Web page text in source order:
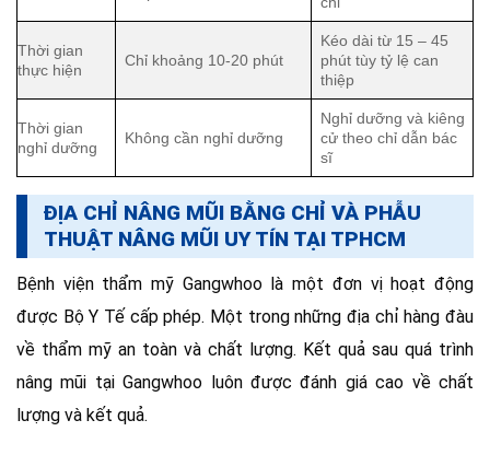
Thời gian
thực hiện
Chỉ khoảng 10-20 phút
Kéo dài từ 15 – 45
phút tùy tỷ lệ can
thiệp
Thời gian
nghỉ dưỡng
Không cần nghỉ dưỡng
Nghỉ dưỡng và kiêng
cử theo chỉ dẫn bác
sĩ
ĐỊA CHỈ NÂNG MŨI BẰNG CHỈ VÀ PHẪU
THUẬT NÂNG MŨI UY TÍN TẠI TPHCM
Bệnh viện thẩm mỹ Gangwhoo là một đơn vị hoạt động
được Bộ Y Tế cấp phép. Một trong những địa chỉ hàng đàu
về thẩm mỹ an toàn và chất lượng. Kết quả sau quá trình
nâng mũi tại Gangwhoo luôn được đánh giá cao về chất
lượng và kết quả.